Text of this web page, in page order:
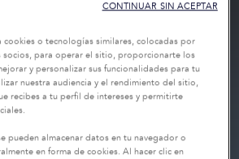
o tecnologías similares, colocadas por
para operar el sitio, proporcionarte los
y personalizar sus funcionalidades para tu
nuestra audiencia y el rendimiento del sitio,
recibes a tu perfil de intereses y permitirte
pueden almacenar datos en tu navegador o
en forma de cookies. Al hacer clic en
CONTINUAR SIN ACEPTAR